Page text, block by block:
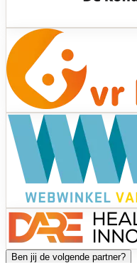
Ben jij de volgende partner?